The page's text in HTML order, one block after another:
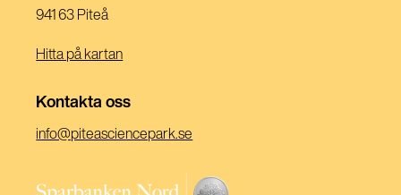
941 63 Piteå
Hitta på kartan
Kontakta oss
info@piteasciencepark.se
ett
(Öppnas